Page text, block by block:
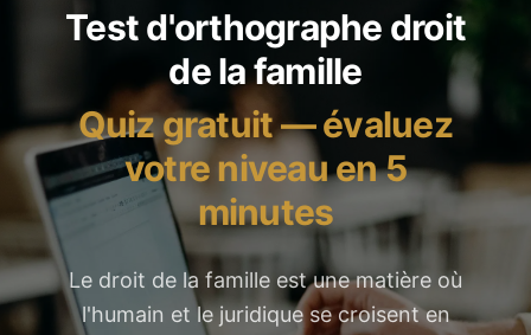
Test d'orthographe droit
de la famille
Quiz gratuit — évaluez
votre niveau en 5
minutes
Le droit de la famille est une matière où
l'humain et le juridique se croisent en